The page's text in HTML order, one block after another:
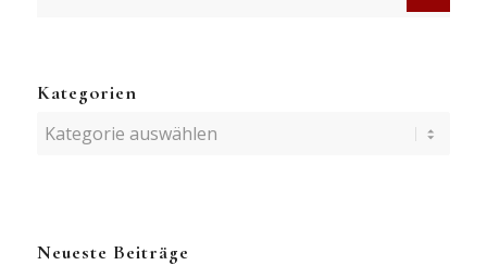
Kategorien
Kategorien
Neueste Beiträge